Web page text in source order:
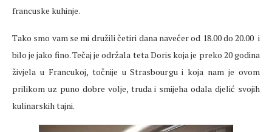
francuske kuhinje.
Tako smo vam se mi družili četiri dana navečer od 18.00 do 20.00 i
bilo je jako fino. Tečaj je održala teta Doris koja je preko 20 godina
živjela u Francukoj, točnije u Strasbourgu i koja nam je ovom
prilikom uz puno dobre volje, truda i smijeha odala djelić svojih
kulinarskih tajni.